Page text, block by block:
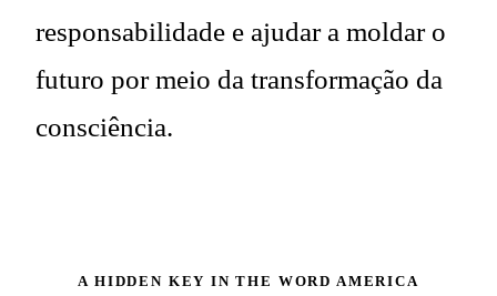
responsabilidade e ajudar a moldar o
futuro por meio da transformação da
consciência.
A HIDDEN KEY IN THE WORD AMERICA